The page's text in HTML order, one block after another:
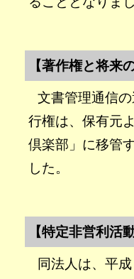
【著作権と将来
文書管理通信
行権は、保有元
倶楽部」に移管
した。
【特定非営利活
同法人は、平